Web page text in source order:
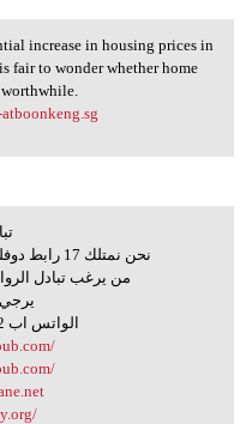
increase in housing prices in
fair to wonder whether home
نحن نمتلك 17 رابط دوفلو ذات جودة عالية
من يرغب تبادل
يرجي
00491634511222 الواتس اب